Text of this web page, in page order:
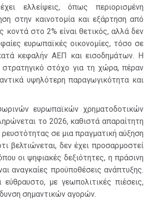
ελλείψεις, όπως περιορισμένη
στην καινοτομία και εξάρτηση από
στο 2% είναι θετικός, αλλά δεν
ευρωπαϊκές οικονομίες, τόσο σε
κεφαλήν ΑΕΠ και εισοδημάτων. Η
στρατηγικό στόχο για τη χώρα, πέραν
υψηλότερη παραγωγικότητα και
ευρωπαϊκών χρηματοδοτικών
το 2026, καθιστά απαραίτητη
σε μια πραγματική αύξηση
βελτιώνεται, δεν έχει προσαρμοστεί
οι ψηφιακές δεξιότητες, η πράσινη
αναγκαίες προϋποθέσεις ανάπτυξης.
με γεωπολιτικές πιέσεις,
σημαντικών αγορών.